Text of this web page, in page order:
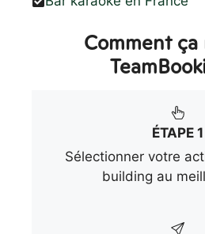
Comment ça
ÉTAPE 1
Sélectionner votre
building au